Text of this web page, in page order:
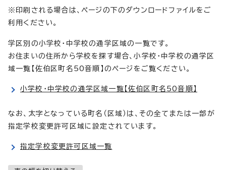
※印刷される場合は、ページの下のダウンロードファイルをご
利用ください。
学区別の小学校・中学校の通学区域の一覧です。
お住まいの住所から学校を探す場合、小学校・中学校の通学区
域一覧【佐伯区町名50音順】のページをご覧ください。
小学校・中学校の通学区域一覧【佐伯区町名50音順】
なお、太字となっている町名（区域）は、その全てまたは一部が
指定学校変更許可区域に設定されています。
指定学校変更許可区域一覧